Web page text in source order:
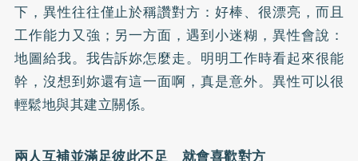
下，異性往往僅止於稱讚對方：好棒、很漂亮，而且
工作能力又強；另一方面，遇到小迷糊，異性會說：
地圖給我。我告訴妳怎麼走。明明工作時看起來很能
幹，沒想到妳還有這一面啊，真是意外。異性可以很
輕鬆地與其建立關係。
兩人互補並滿足彼此不足 就會喜歡對方